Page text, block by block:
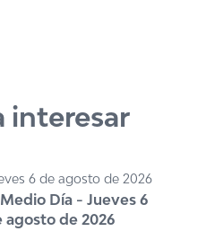
interesar
6 de agosto de 2026
Día - Jueves 6
agosto de 2026